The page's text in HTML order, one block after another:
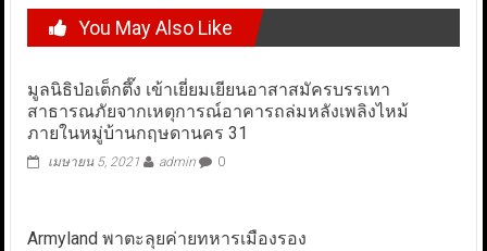
You May Also Like
มูลนิธิป่อเต็กตึ๊ง เข้าเยี่ยมเยียนอาสาสมัครบรรเทา
สาธารณภัยจากเหตุการณ์อาคารถล่มหลังเพลิงไหม้
ภายในหมู่บ้านกฤษดานคร 31
เมษายน 5, 2021 admin 0
Armyland พาตะลุยค่ายทหารเมืองรอง